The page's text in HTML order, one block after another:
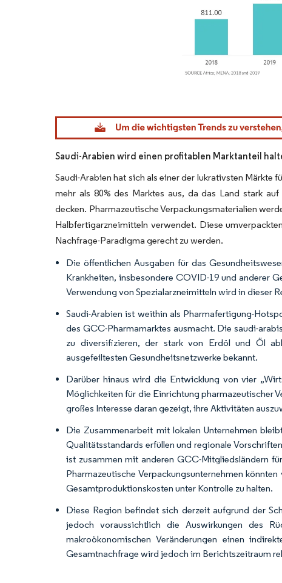
Bild © Mordor Intelligence. Wiederverwendung erfordert
Saudi-Arabien wird einen profitablen Marktanteil
Saudi-Arabien hat sich als einer der lukrativsten
mehr als 80% des Marktes aus, da das Land stark
decken. Pharmazeutische Verpackungsmaterialien
Halbfertigarzneimitteln verwendet. Diese
Nachfrage-Paradigma gerecht zu werden.
Die öffentlichen Ausgaben für das
Krankheiten, insbesondere COVID-19 und anderer
Verwendung von Spezialarzneimitteln wird in dieser
Saudi-Arabien ist weithin als Pharmafertigung-
des GCC-Pharmamarktes ausmacht. Die saudi-
zu diversifizieren, der stark von Erdöl und Öl
ausgefeiltesten Gesundheitsnetzwerke bekannt.
Darüber hinaus wird die Entwicklung von vier
Möglichkeiten für die Einrichtung pharmazeutischer
großes Interesse daran gezeigt, ihre Aktivitäten
Die Zusammenarbeit mit lokalen Unternehmen
Qualitätsstandards erfüllen und regionale
ist zusammen mit anderen GCC-Mitgliedsländern
Pharmazeutische Verpackungsunternehmen
Gesamtproduktionskosten unter Kontrolle zu halten.
Diese Region befindet sich derzeit aufgrund der
jedoch voraussichtlich die Auswirkungen des
makroökonomischen Veränderungen einen
Gesamtnachfrage wird jedoch im Berichtszeitraum